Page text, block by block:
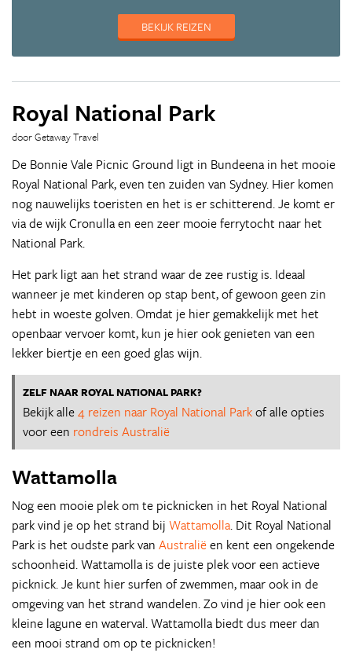
BEKIJK REIZEN
Royal National Park
door Getaway Travel
De Bonnie Vale Picnic Ground ligt in Bundeena in het mooie
Royal National Park, even ten zuiden van Sydney. Hier komen
nog nauwelijks toeristen en het is er schitterend. Je komt er
via de wijk Cronulla en een zeer mooie ferrytocht naar het
National Park.
Het park ligt aan het strand waar de zee rustig is. Ideaal
wanneer je met kinderen op stap bent, of gewoon geen zin
hebt in woeste golven. Omdat je hier gemakkelijk met het
openbaar vervoer komt, kun je hier ook genieten van een
lekker biertje en een goed glas wijn.
ZELF NAAR ROYAL NATIONAL PARK?
Bekijk alle4 reizen naar Royal National Parkof alle opties
voor een rondreis Australië
Wattamolla
Nog een mooie plek om te picknicken in het Royal National
park vind je op het strand bij Wattamolla. Dit Royal National
Park is het oudste park van Australiëen kent een ongekende
schoonheid. Wattamolla is de juiste plek voor een actieve
picknick. Je kunt hier surfen of zwemmen, maar ook in de
omgeving van het strand wandelen. Zo vind je hier ook een
kleine lagune en waterval. Wattamolla biedt dus meer dan
een mooi strand om op te picknicken!